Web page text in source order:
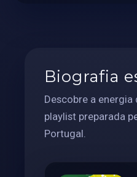
Biografia
Descobre a energia
playlist preparada
Portugal.